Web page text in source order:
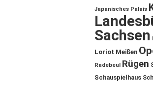
Japanisches Palais
Sachsen
Loriot Meißen
Radebeul Rügen
Schauspielhaus